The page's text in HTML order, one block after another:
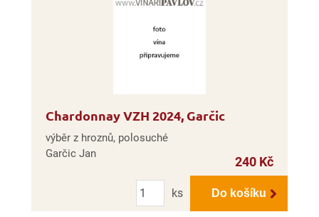
Chardonnay VZH 2024, Garčic
výběr z hroznů, polosuché
Garčic Jan
240 Kč
Počet
ks
Do košíku